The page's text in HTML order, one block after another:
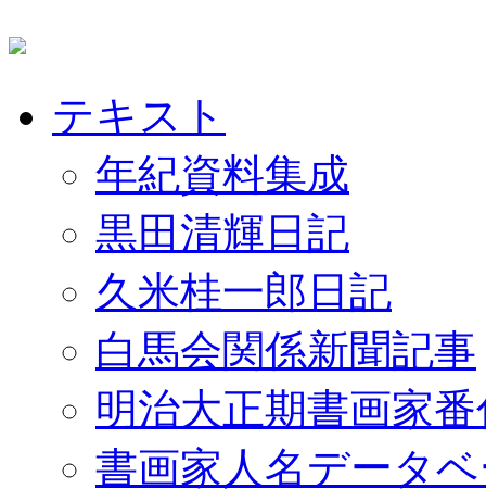
テキスト
年紀資料集成
黒田清輝日記
久米桂一郎日記
白馬会関係新聞記事
明治大正期書画家
書画家人名データ